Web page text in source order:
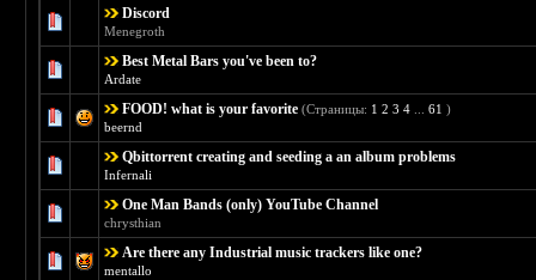
Discord
Menegroth
Голосов: 0 - Средняя оценка: 0 из 5
Best Metal Bars you've been to?
Ardate
Голосов: 0 - Средняя оценка: 0 из 5
12345
FOOD! what is your favorite (Страницы: 1 2 3 4 ...61 )
beernd
Голосов: 4 - Средняя оценка: 4 из 5
1 2 345
Qbittorrent creating and seeding a an album problems
Infernali
Голосов: 0 - Средняя оценка: 0 из 5
12345
One Man Bands (only) YouTube Channel
chrysthian
Голосов: 0 - Средняя оценка: 0 из 5
123 45
Are there any Industrial music trackers like one?
mentallo
Голосов: 0 - Средняя оценка: 0 из 5
1 2345